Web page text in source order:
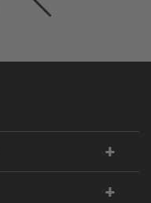
+
+